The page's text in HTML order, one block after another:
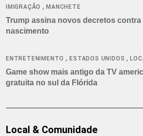
IMIGRAÇÃO ,MANCHETE
Trump assina novos decretos
nascimento
ENTRETENIMENTO ,ESTADOS UNIDOS ,
Game show mais antigo da TV
gratuita no sul da Flórida
Local & Comunidade